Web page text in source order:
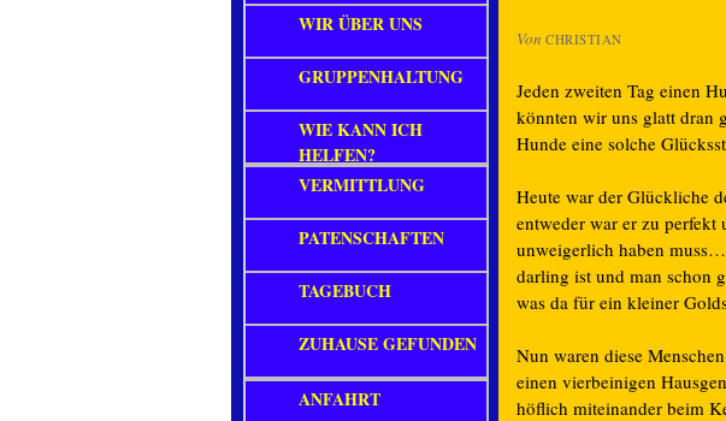
Von CHRISTIAN
Jeden zweiten Tag einen
könnten wir uns glatt dran
Hunde eine solche
Heute war der Glückliche
entweder war er zu perfekt
unweigerlich haben
darling ist und man schon
was da für ein kleiner
Nun waren diese
einen vierbeinigen
höflich miteinander beim
WIR ÜBER UNS
GRUPPENHALTUNG
WIE KANN ICH
HELFEN?
VERMITTLUNG
PATENSCHAFTEN
TAGEBUCH
ZUHAUSE GEFUNDEN
ANFAHRT